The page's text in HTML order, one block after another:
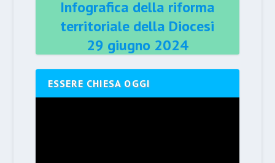
Infografica della riforma
territoriale della Diocesi
29 giugno 2024
ESSERE CHIESA OGGI